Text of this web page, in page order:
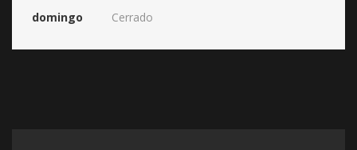
domingo Cerrado